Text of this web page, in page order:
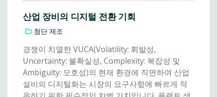
산업 장비의 디지털 전환 기회
첨단 제조
경쟁이 치열한 VUCA(Volatility: 휘발성,
Uncertainty: 불확실성, Complexity: 복잡성 및
Ambiguity: 모호성)의 현재 환경에 직면하여 산업
설비의 디지털화는 시장의 요구사항에 빠르게 적